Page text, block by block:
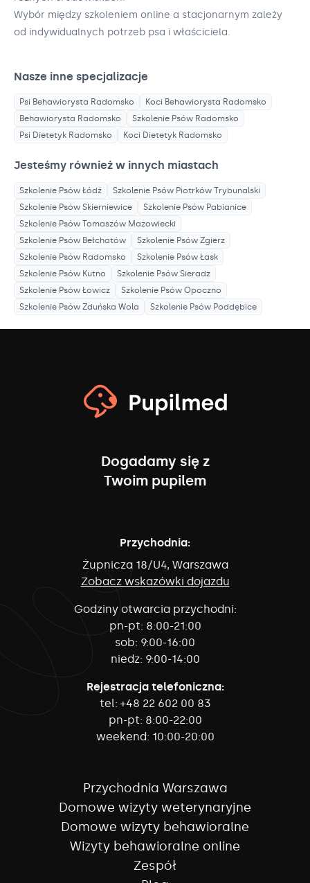
Wybór między szkoleniem online a stacjonarnym zależy
od indywidualnych potrzeb psa i właściciela.
Nasze inne specjalizacje
Psi Behawiorysta Radomsko Koci Behawiorysta Radomsko
Behawiorysta Radomsko Szkolenie Psów Radomsko
Psi Dietetyk Radomsko Koci Dietetyk Radomsko
Jesteśmy również w innych miastach
Szkolenie Psów Łódź Szkolenie Psów Piotrków Trybunalski
Szkolenie Psów Skierniewice Szkolenie Psów Pabianice
Szkolenie Psów Tomaszów Mazowiecki
Szkolenie Psów Bełchatów Szkolenie Psów Zgierz
Szkolenie Psów Radomsko Szkolenie Psów Łask
Szkolenie Psów Kutno Szkolenie Psów Sieradz
Szkolenie Psów Łowicz Szkolenie Psów Opoczno
Szkolenie Psów Zduńska Wola Szkolenie Psów Poddębice
Dogadamy się z
Twoim pupilem
Przychodnia:
Żupnicza 18/U4, Warszawa
Zobacz wskazówki dojazdu
Godziny otwarcia przychodni:
pn-pt: 8:00-21:00
sob: 9:00-16:00
niedz: 9:00-14:00
Rejestracja telefoniczna:
tel: +48 22 602 00 83
pn-pt: 8:00-22:00
weekend: 10:00-20:00
Przychodnia Warszawa
Domowe wizyty weterynaryjne
Domowe wizyty behawioralne
Wizyty behawioralne online
Zespół